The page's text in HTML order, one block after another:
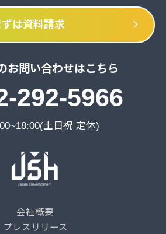
ずは資料請求 chevron_right
お問い合わせはこちら
292-5966
土日祝 定休)
会社概要
プレスリリース